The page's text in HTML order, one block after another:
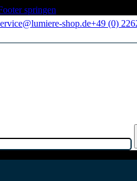
springen
shop.de+49 (0)